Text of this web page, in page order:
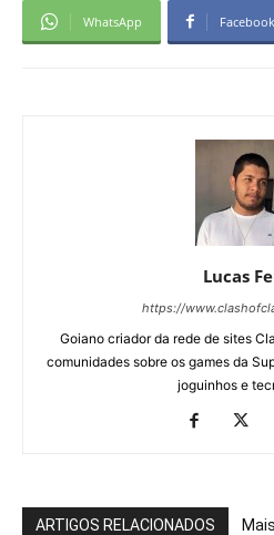
WhatsApp Facebook
Lucas
https://
Goiano criador da rede de sites
comunidades sobre os games da
joguinhos e
ARTIGOS RELACIONADOS